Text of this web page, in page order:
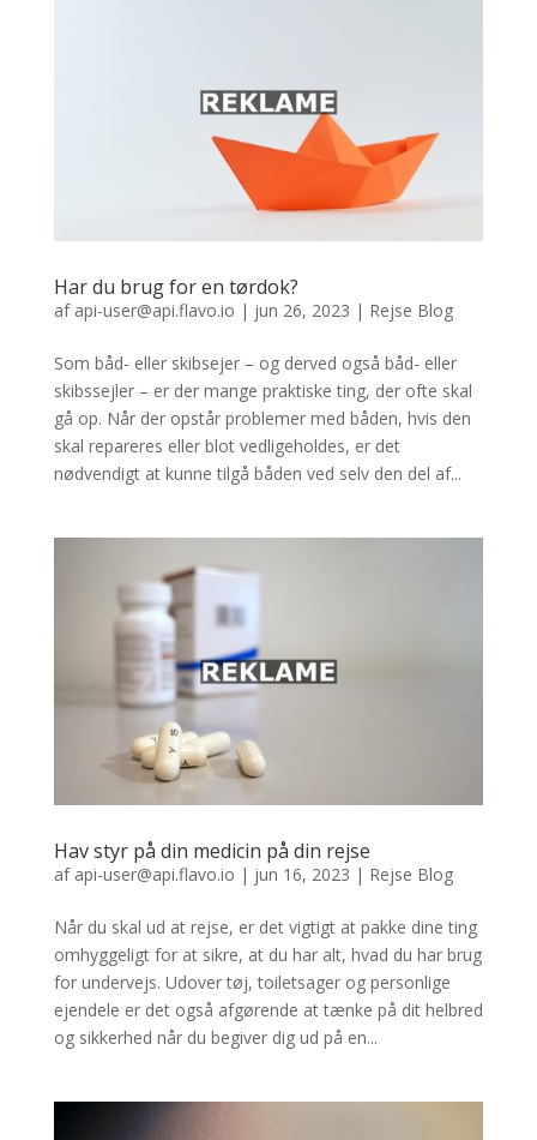
Har du brug for en tørdok?
af api-user@api.flavo.io | jun 26, 2023 | Rejse Blog
Som båd- eller skibsejer – og derved også båd- eller
skibssejler – er der mange praktiske ting, der ofte skal
gå op. Når der opstår problemer med båden, hvis den
skal repareres eller blot vedligeholdes, er det
nødvendigt at kunne tilgå båden ved selv den del af...
Hav styr på din medicin på din rejse
af api-user@api.flavo.io | jun 16, 2023 | Rejse Blog
Når du skal ud at rejse, er det vigtigt at pakke dine ting
omhyggeligt for at sikre, at du har alt, hvad du har brug
for undervejs. Udover tøj, toiletsager og personlige
ejendele er det også afgørende at tænke på dit helbred
og sikkerhed når du begiver dig ud på en...